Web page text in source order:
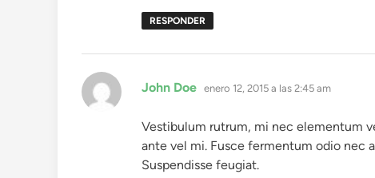
RESPONDER
John Doe dice:
enero 12, 2015 a las 2:45 am
Vestibulum rutrum, mi nec elementum
ante vel mi. Fusce fermentum odio nec
Suspendisse feugiat.